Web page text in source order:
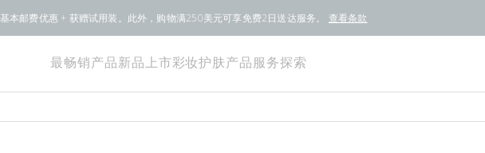
本邮费优惠 + 获赠试用装。此外，购物满250美元可享免费2日送达服务。 查看条款
最畅销产品新品上市 彩妆护肤产品 服务探索